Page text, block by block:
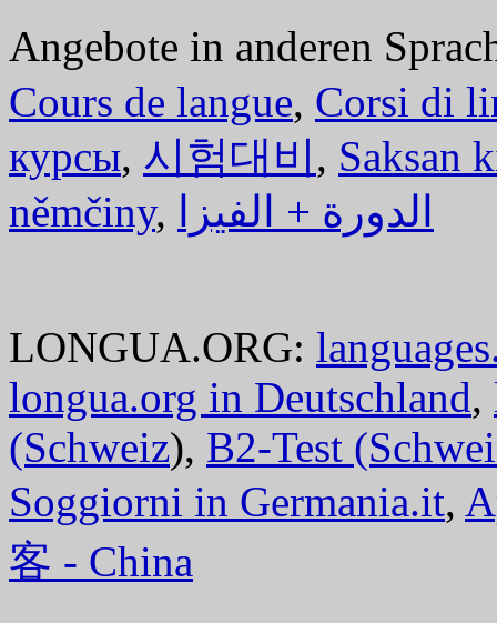
Angebote in anderen
Cours de langue, Corsi di
курсы, 시험대비, Saksan
němčiny, الدورة + الفيزا
LONGUA.ORG:
longua.org in Deutschland,
(Schweiz), B2-Test
Soggiorni in Germania.it,
客 - China